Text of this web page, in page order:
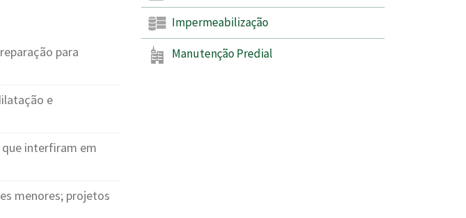
para
e
que interfiram em
menores; projetos
Impermeabilização
Manutenção Predial